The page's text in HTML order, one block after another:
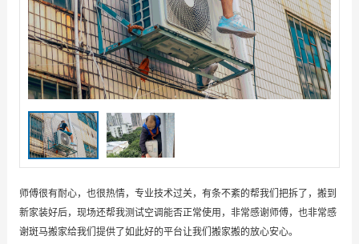
师傅很有耐心，也很热情，专业技术过关，有条不紊的帮我们把拆了，搬到
新家装好后，现场还帮我测试空调能否正常使用，非常感谢师傅，也非常感
谢斑马搬家给我们提供了如此好的平台让我们搬家搬的放心安心。